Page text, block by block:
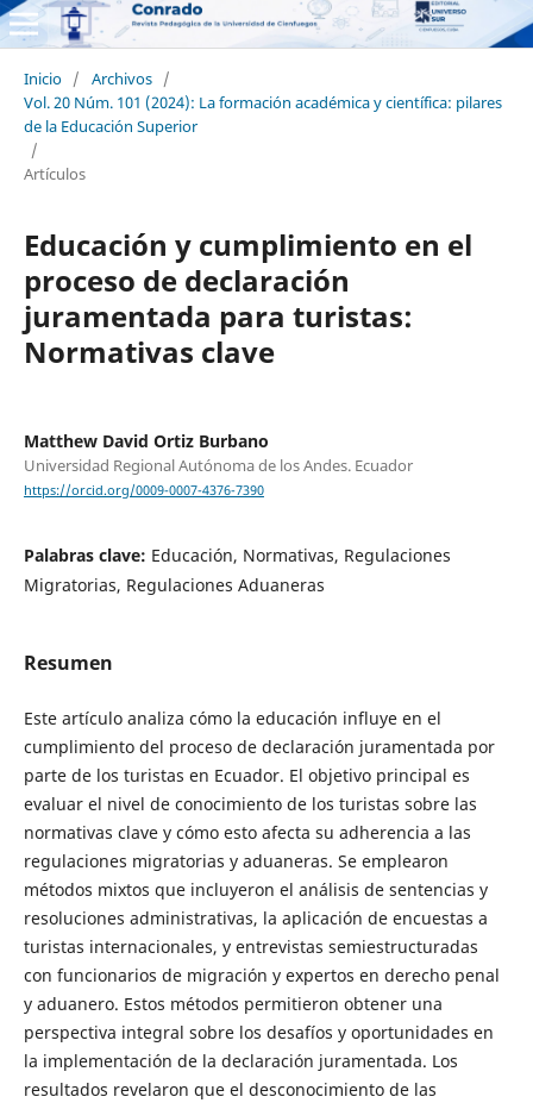
Inicio / Archivos /
Vol. 20 Núm. 101 (2024): La formación académica y científica: pilares
de la Educación Superior
/
Artículos
Educación y cumplimiento en el
proceso de declaración
juramentada para turistas:
Normativas clave
Matthew David Ortiz Burbano
Universidad Regional Autónoma de los Andes. Ecuador
https://orcid.org/0009-0007-4376-7390
Palabras clave: Educación, Normativas, Regulaciones
Migratorias, Regulaciones Aduaneras
Resumen
Este artículo analiza cómo la educación influye en el
cumplimiento del proceso de declaración juramentada por
parte de los turistas en Ecuador. El objetivo principal es
evaluar el nivel de conocimiento de los turistas sobre las
normativas clave y cómo esto afecta su adherencia a las
regulaciones migratorias y aduaneras. Se emplearon
métodos mixtos que incluyeron el análisis de sentencias y
resoluciones administrativas, la aplicación de encuestas a
turistas internacionales, y entrevistas semiestructuradas
con funcionarios de migración y expertos en derecho penal
y aduanero. Estos métodos permitieron obtener una
perspectiva integral sobre los desafíos y oportunidades en
la implementación de la declaración juramentada. Los
resultados revelaron que el desconocimiento de las